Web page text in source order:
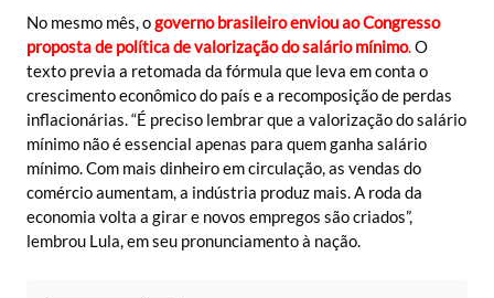
No mesmo mês, ogoverno brasileiro enviou ao Congresso
proposta de política de valorização do salário mínimo.O
texto previa a retomada da fórmula que leva em conta o
crescimento econômico do país e a recomposição de perdas
inflacionárias. “É preciso lembrar que a valorização do salário
mínimo não é essencial apenas para quem ganha salário
mínimo. Com mais dinheiro em circulação, as vendas do
comércio aumentam, a indústria produz mais. A roda da
economia volta a girar e novos empregos são criados”,
lembrou Lula, em seu pronunciamento à nação.